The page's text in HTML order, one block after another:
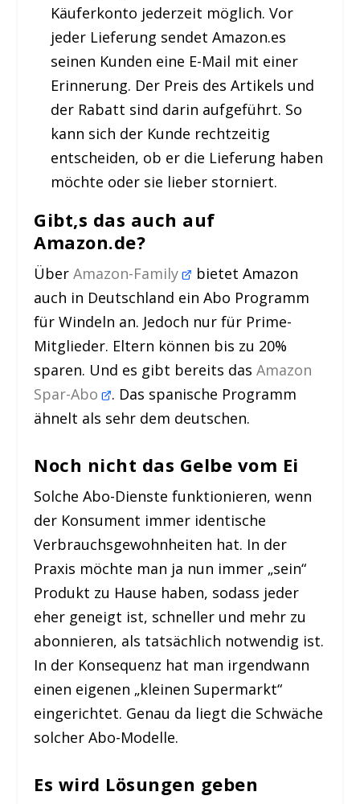
Käuferkonto jederzeit möglich. Vor
jeder Lieferung sendet Amazon.es
seinen Kunden eine E-Mail mit einer
Erinnerung. Der Preis des Artikels und
der Rabatt sind darin aufgeführt. So
kann sich der Kunde rechtzeitig
entscheiden, ob er die Lieferung haben
möchte oder sie lieber storniert.
Gibt‚s das auch auf
Amazon.de?
ÜberAmazon-Family
bietet Amazon
auch in Deutschland ein Abo Programm
für Windeln an. Jedoch nur für Prime-
Mitglieder. Eltern können bis zu 20%
sparen. Und es gibt bereits dasAmazon
Spar-Abo . Das spanische Programm
ähnelt als sehr dem deutschen.
Noch nicht das Gelbe vom Ei
Solche Abo-Dienste funktionieren, wenn
der Konsument immer identische
Verbrauchsgewohnheiten hat. In der
Praxis möchte man ja nun immer „sein“
Produkt zu Hause haben, sodass jeder
eher geneigt ist, schneller und mehr zu
abonnieren, als tatsächlich notwendig ist.
In der Konsequenz hat man irgendwann
einen eigenen „kleinen Supermarkt“
eingerichtet. Genau da liegt die Schwäche
solcher Abo-Modelle.
Es wird Lösungen geben